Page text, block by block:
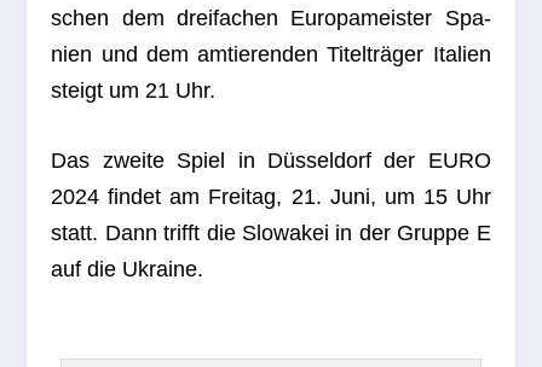
schen dem drei­fa­chen Euro­pa­meis­ter Spa­
nien und dem amtie­ren­den Titel­trä­ger Ita­lien
steigt um 21 Uhr.
Das zweite Spiel in Düs­sel­dorf der EURO
2024 fin­det am Frei­tag, 21. Juni, um 15 Uhr
statt. Dann trifft die Slo­wa­kei in der Gruppe E
auf die Ukraine.